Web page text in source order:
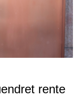
rente